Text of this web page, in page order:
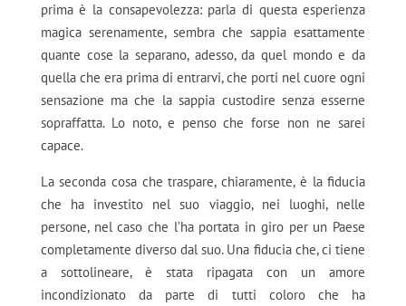
prima è la consapevolezza: parla di questa esperienza
magica serenamente, sembra che sappia esattamente
quante cose la separano, adesso, da quel mondo e da
quella che era prima di entrarvi, che porti nel cuore ogni
sensazione ma che la sappia custodire senza esserne
sopraffatta. Lo noto, e penso che forse non ne sarei
capace.
La seconda cosa che traspare, chiaramente, è la fiducia
che ha investito nel suo viaggio, nei luoghi, nelle
persone, nel caso che l’ha portata in giro per un Paese
completamente diverso dal suo. Una fiducia che, ci tiene
a sottolineare, è stata ripagata con un amore
incondizionato da parte di tutti coloro che ha